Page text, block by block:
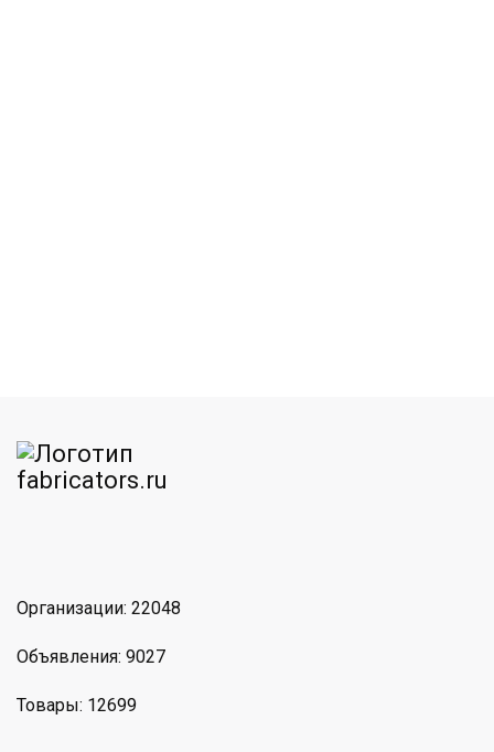
Организации: 22048
Объявления: 9027
Товары: 12699